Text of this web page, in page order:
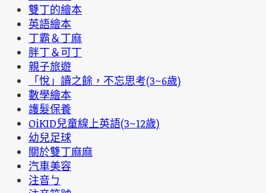
雙丁的繪本
英語繪本
丁霸＆丁麻
胖丁＆可丁
親子旅遊
「悅」讀之餘，不忘思考(3~6歲)
數學繪本
護髮保養
OiKID兒童線上英語(3~12歲)
幼兒足球
關於雙丁麻麻
汽車美容
注音ㄅ